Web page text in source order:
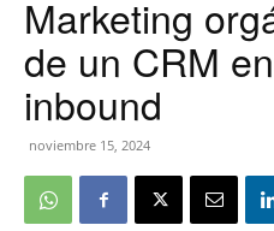
Marketing
de un CRM
inbound
noviembre 15, 2024